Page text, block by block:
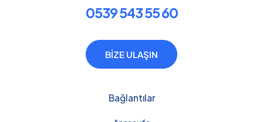
0539 543 55 60
BİZE ULAŞIN
Bağlantılar